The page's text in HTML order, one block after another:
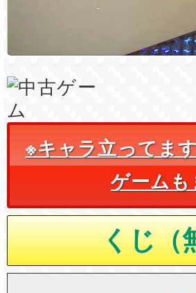
※キャラ立ってま
ゲーム